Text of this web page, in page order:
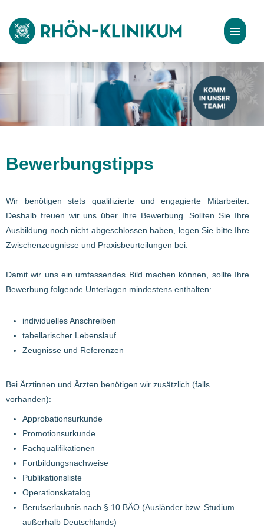
Stellenangebote
Bewerbungstipps
Bewerbungstipps
Wir benötigen stets qualifizierte und engagierte Mitarbeiter.
Deshalb freuen wir uns über Ihre Bewerbung. Sollten Sie Ihre
Ausbildung noch nicht abgeschlossen haben, legen Sie bitte Ihre
Zwischenzeugnisse und Praxisbeurteilungen bei.
Damit wir uns ein umfassendes Bild machen können, sollte Ihre
Bewerbung folgende Unterlagen mindestens enthalten:
individuelles Anschreiben
tabellarischer Lebenslauf
Zeugnisse und Referenzen
Bei Ärztinnen und Ärzten benötigen wir zusätzlich (falls
vorhanden):
Approbationsurkunde
Promotionsurkunde
Fachqualifikationen
Fortbildungsnachweise
Publikationsliste
Operationskatalog
Berufserlaubnis nach § 10 BÄO (Ausländer bzw. Studium
außerhalb Deutschlands)